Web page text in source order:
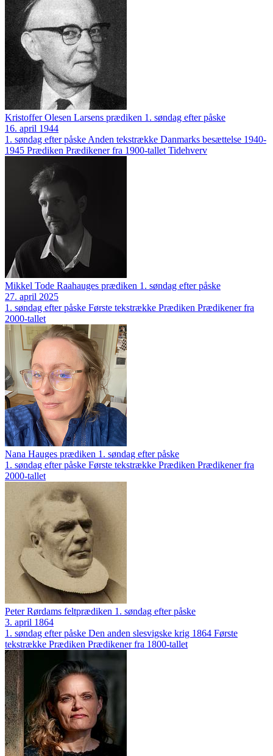
Kristoffer Olesen Larsens prædiken 1. søndag efter påske
16. april 1944
1. søndag efter påske Anden tekstrække Danmarks besættelse 1940-
1945 Prædiken Prædikener fra 1900-tallet Tidehverv
Mikkel Tode Raahauges prædiken 1. søndag efter påske
27. april 2025
1. søndag efter påske Første tekstrække Prædiken Prædikener fra
2000-tallet
Nana Hauges prædiken 1. søndag efter påske
1. søndag efter påske Første tekstrække Prædiken Prædikener fra
2000-tallet
Peter Rørdams feltprædiken 1. søndag efter påske
3. april 1864
1. søndag efter påske Den anden slesvigske krig 1864 Første
tekstrække Prædiken Prædikener fra 1800-tallet